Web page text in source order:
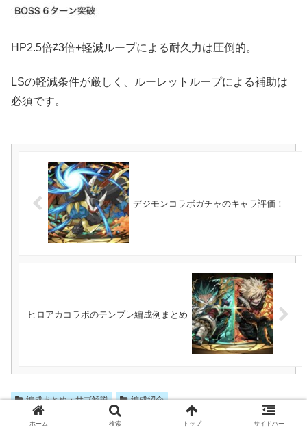
HP2.5倍⇄3倍+軽減ループによる耐久力は圧倒的。
LSの軽減条件が厳しく、ルーレットループによる補助は
必須です。
デジモンコラボガチャのキャラ評価！
ヒロアカコラボのテンプレ編成例まとめ
編成まとめ・サブ解説 編成紹介
インペリアルドラモン 金星
ホーム 検索 トップ サイドバー